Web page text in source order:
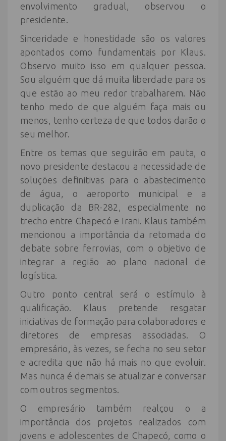
envolvimento gradual, observou o
presidente.
Sinceridade e honestidade são os valores
apontados como fundamentais por Klaus.
Observo muito isso em qualquer pessoa.
Sou alguém que dá muita liberdade para os
que estão ao meu redor trabalharem. Não
tenho medo de que alguém faça mais ou
menos, tenho certeza de que todos darão o
seu melhor.
Entre os temas que seguirão em pauta, o
novo presidente destacou a necessidade de
soluções definitivas para o abastecimento
de água, o aeroporto municipal e a
duplicação da BR-282, especialmente no
trecho entre Chapecó e Irani. Klaus também
mencionou a importância da retomada do
debate sobre ferrovias, com o objetivo de
integrar a região ao plano nacional de
logística.
Outro ponto central será o estímulo à
qualificação. Klaus pretende resgatar
iniciativas de formação para colaboradores e
diretores de empresas associadas. O
empresário, às vezes, se fecha no seu setor
e acredita que não há mais no que evoluir.
Mas nunca é demais se atualizar e conversar
com outros segmentos.
O empresário também realçou o a
importância dos projetos realizados com
jovens e adolescentes de Chapecó, como o